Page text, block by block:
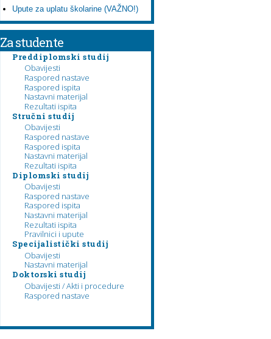
Upute za uplatu školarine (VAŽNO!)
Za studente
Preddiplomski studij
Obavijesti
Raspored nastave
Raspored ispita
Nastavni materijal
Rezultati ispita
Stručni studij
Obavijesti
Raspored nastave
Raspored ispita
Nastavni materijal
Rezultati ispita
Diplomski studij
Obavijesti
Raspored nastave
Raspored ispita
Nastavni materijal
Rezultati ispita
Pravilnici i upute
Specijalistički studij
Obavijesti
Nastavni materijal
Doktorski studij
Obavijesti / Akti i procedure
Raspored nastave